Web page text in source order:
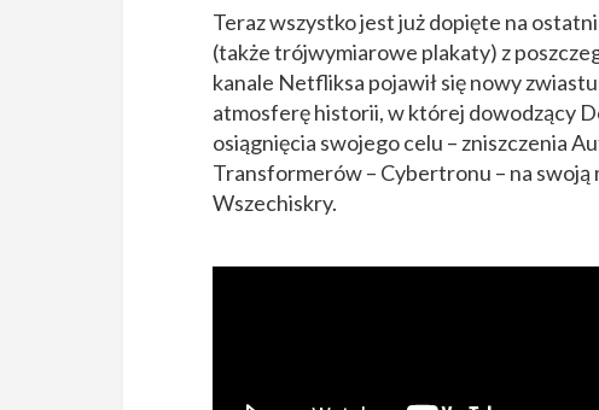
Teraz wszystko jest już dopięte na
(także trójwymiarowe plakaty) z
kanale Netfliksa pojawił się nowy
atmosferę historii, w której dowodzący
osiągnięcia swojego celu – zniszczenia
Transformerów – Cybertronu – na
Wszechiskry.